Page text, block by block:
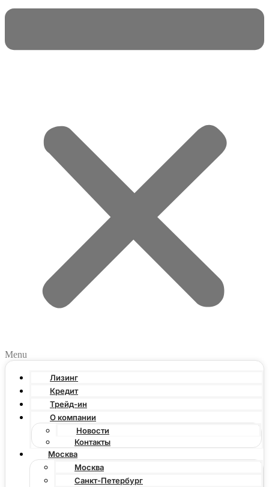
Menu
Лизинг
Кредит
Трейд-ин
О компании
Новости
Контакты
Москва
Москва
Санкт-Петербург